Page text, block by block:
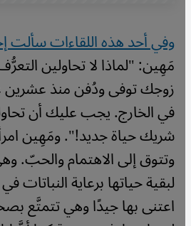
وفي أحد هذه اللقاءات
مَهِين: "لماذا لا تحاولين
زوجك توفى ودُفن منذ عشرين
في الخارج. يجب عليك أن
شريك حياة جديد!". ومَهِين
وتتوق إلى الاهتمام والحبّ.
لبقية حياتها برعاية النباتات
اعتنى بها جيدًا وهي تتمتَّع